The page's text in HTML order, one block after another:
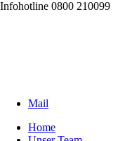
Infohotline 0800 210099
Mail
Home